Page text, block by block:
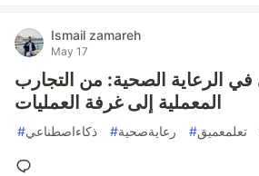
Ismail zamareh
May 17
في الرعاية الصحية: من التجارب
المعملية إلى غرفة العمليات
#ذكاءاصطناعي #رعايةصحية #تعلمعميق